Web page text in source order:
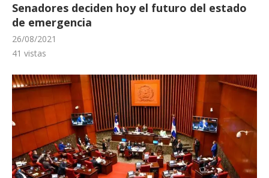
Senadores deciden hoy el futuro del estado
de emergencia
26/08/2021
41 vistas